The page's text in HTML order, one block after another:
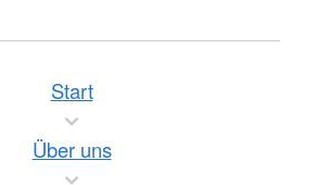
Start
Über uns